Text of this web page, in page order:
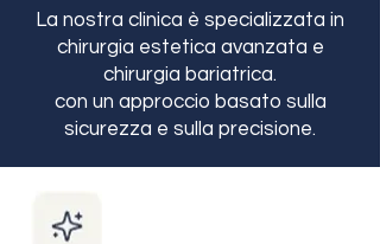
La nostra clinica è specializzata in
chirurgia estetica avanzata e
chirurgia bariatrica.
con un approccio basato sulla
sicurezza e sulla precisione.